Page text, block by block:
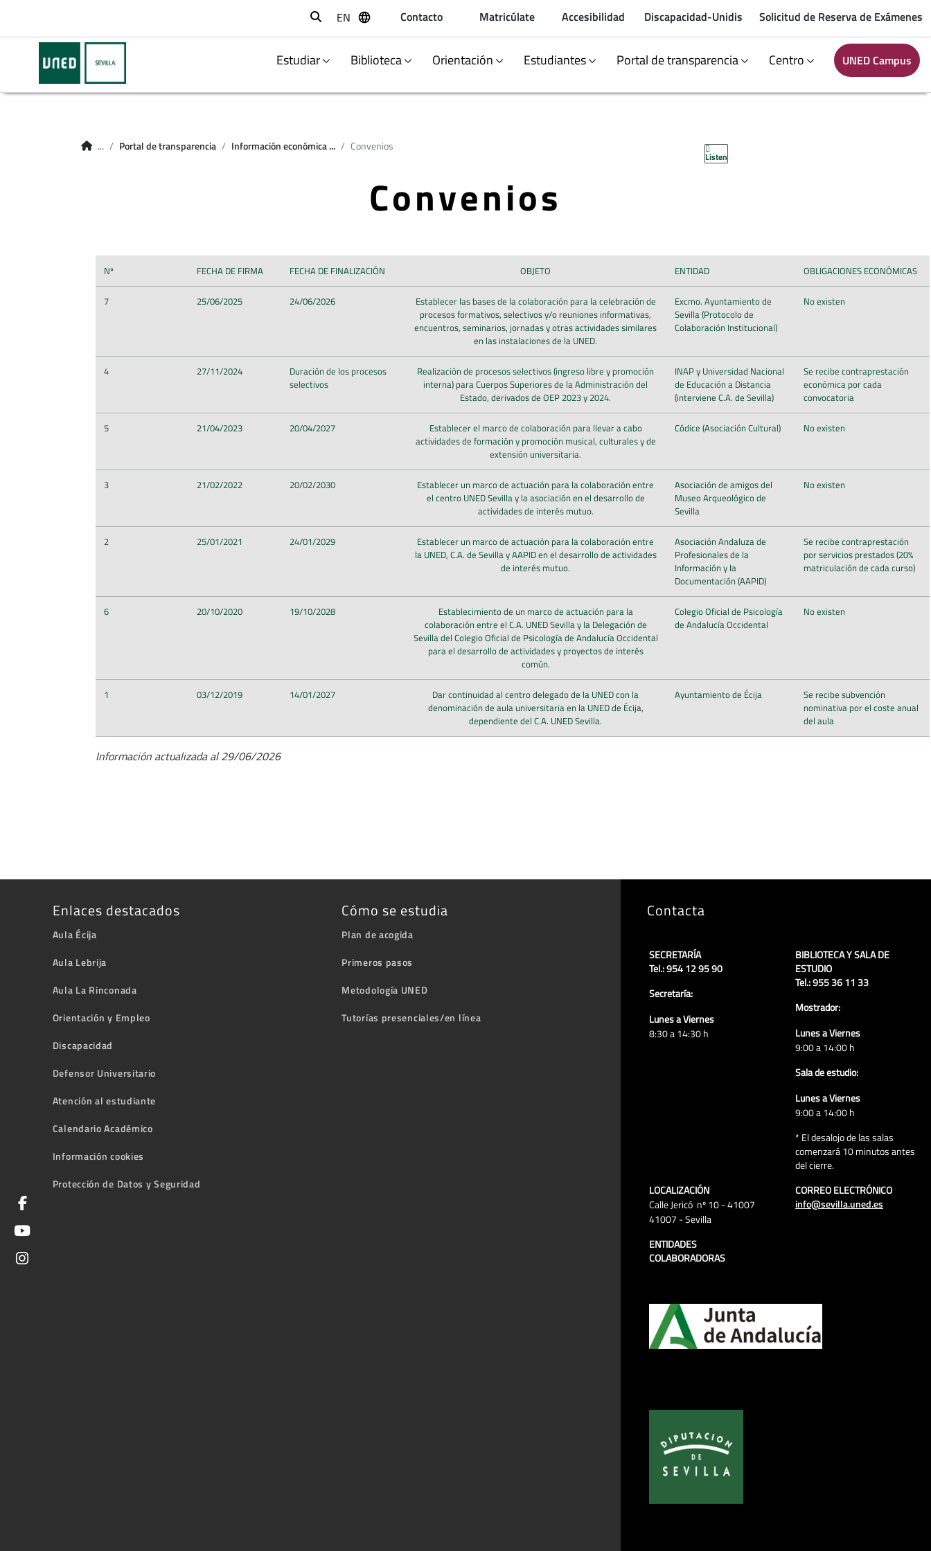
Buscar
EN Contacto Matricúlate Accesibilidad Discapacidad-Unidis Solicitud de Reserva de Exámenes
Estudiar Biblioteca Orientación Estudiantes Portal de transparencia Centro UNED Campus
... Portal de transparencia Información económica ... Convenios
Listen
Convenios
Nº FECHA DE FIRMA FECHA DE FINALIZACIÓN OBJETO ENTIDAD OBLIGACIONES ECONÓMICAS
7 25/06/2025 24/06/2026
Establecer las bases de la colaboración para la celebración de
procesos formativos, selectivos y/o reuniones informativas,
encuentros, seminarios, jornadas y otras actividades similares
en las instalaciones de la UNED.
Excmo. Ayuntamiento de
Sevilla (Protocolo de
Colaboración Institucional)
No existen
4 27/11/2024
Duración de los procesos
selectivos
Realización de procesos selectivos (ingreso libre y promoción
interna) para Cuerpos Superiores de la Administración del
Estado, derivados de OEP 2023 y 2024.
INAP y Universidad Nacional
de Educación a Distancia
(interviene C.A. de Sevilla)
Se recibe contraprestación
económica por cada
convocatoria
5 21/04/2023 20/04/2027
Establecer el marco de colaboración para llevar a cabo
actividades de formación y promoción musical, culturales y de
extensión universitaria.
Códice (Asociación Cultural) No existen
3 21/02/2022 20/02/2030
Establecer un marco de actuación para la colaboración entre
el centro UNED Sevilla y la asociación en el desarrollo de
actividades de interés mutuo.
Asociación de amigos del
Museo Arqueológico de
Sevilla
No existen
2 25/01/2021 24/01/2029
Establecer un marco de actuación para la colaboración entre
la UNED, C.A. de Sevilla y AAPID en el desarrollo de actividades
de interés mutuo.
Asociación Andaluza de
Profesionales de la
Información y la
Documentación (AAPID)
Se recibe contraprestación
por servicios prestados (20%
matriculación de cada curso)
6 20/10/2020 19/10/2028
Establecimiento de un marco de actuación para la
colaboración entre el C.A. UNED Sevilla y la Delegación de
Sevilla del Colegio Oficial de Psicología de Andalucía Occidental
para el desarrollo de actividades y proyectos de interés
común.
Colegio Oficial de Psicología
de Andalucía Occidental
No existen
1 03/12/2019 14/01/2027
Dar continuidad al centro delegado de la UNED con la
denominación de aula universitaria en la UNED de Écija,
dependiente del C.A. UNED Sevilla.
Ayuntamiento de Écija
Se recibe subvención
nominativa por el coste anual
del aula
Información actualizada al 29/06/2026
Enlaces destacados
Aula Écija
Aula Lebrija
Aula La Rinconada
Orientación y Empleo
Discapacidad
Defensor Universitario
Atención al estudiante
Calendario Académico
Información cookies
Protección de Datos y Seguridad
Cómo se estudia
Plan de acogida
Primeros pasos
Metodología UNED
Tutorías presenciales/en línea
Contacta
SECRETARÍA
Tel.: 954 12 95 90
Secretaría:
Lunes a Viernes
8:30 a 14:30 h
BIBLIOTECA Y SALA DE
ESTUDIO
Tel.: 955 36 11 33
Mostrador:
Lunes a Viernes
9:00 a 14:00 h
Sala de estudio:
Lunes a Viernes
9:00 a 14:00 h
* El desalojo de las salas
comenzará 10 minutos antes
del cierre.
LOCALIZACIÓN
Calle Jericó nº 10 - 41007
41007 - Sevilla
CORREO ELECTRÓNICO
info@sevilla.uned.es
ENTIDADES
COLABORADORAS